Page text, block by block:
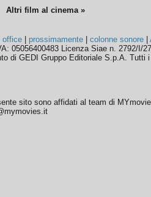
Altri film al cinema »
office prossimamente |colonne sonore |
05056400483 Licenza Siae n. 2792/I/
di GEDI Gruppo Editoriale S.p.A.
sito sono affidati al team di